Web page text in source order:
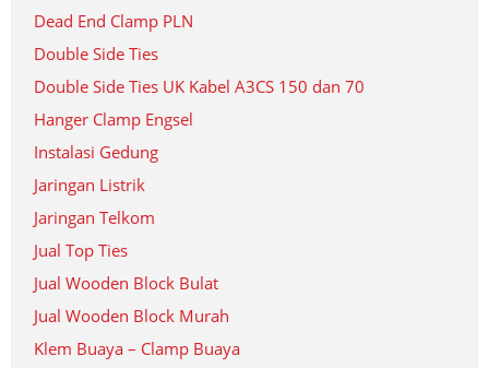
Dead End Clamp PLN
Double Side Ties
Double Side Ties UK Kabel A3CS 150 dan 70
Hanger Clamp Engsel
Instalasi Gedung
Jaringan Listrik
Jaringan Telkom
Jual Top Ties
Jual Wooden Block Bulat
Jual Wooden Block Murah
Klem Buaya – Clamp Buaya